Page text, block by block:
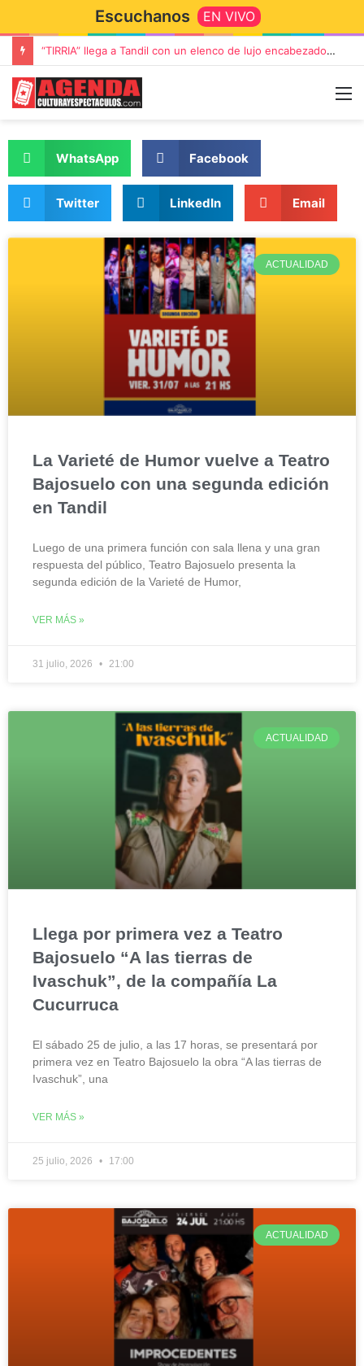
Escuchanos EN VIVO
Rata Blanca regresa a Tandil con un show demoledor en el Estadio Unión y Progreso
WhatsApp Facebook
Twitter LinkedIn Email
ACTUALIDAD
La Varieté de Humor vuelve a Teatro
Bajosuelo con una segunda edición
en Tandil
Luego de una primera función con sala llena y una gran
respuesta del público, Teatro Bajosuelo presenta la
segunda edición de la Varieté de Humor,
VER MÁS »
31 julio, 2026 21:00
ACTUALIDAD
Llega por primera vez a Teatro
Bajosuelo “A las tierras de
Ivaschuk”, de la compañía La
Cucurruca
El sábado 25 de julio, a las 17 horas, se presentará por
primera vez en Teatro Bajosuelo la obra “A las tierras de
Ivaschuk”, una
VER MÁS »
25 julio, 2026 17:00
ACTUALIDAD